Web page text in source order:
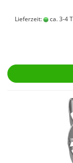
Lieferzeit: ca. 3-4